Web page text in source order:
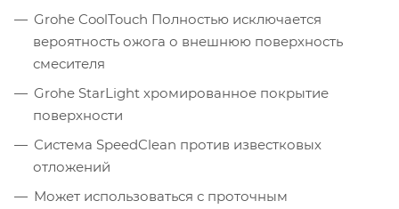
Grohe CoolTouch Полностью исключается
вероятность ожога о внешнюю поверхность
смесителя
Grohe StarLight хромированное покрытие
поверхности
Система SpeedClean против известковых
отложений
Может использоваться с проточным